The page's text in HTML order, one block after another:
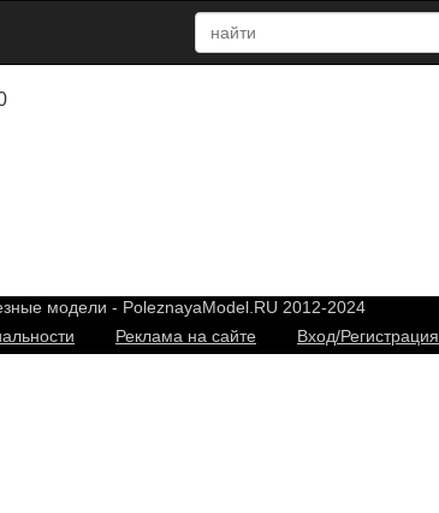
модели - PoleznayaModel.RU 2012-2024
Реклама на сайте Вход/Регистрация